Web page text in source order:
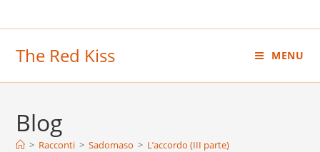
al
The Red Kiss MENU
Blog
> Racconti > Sadomaso > L’accordo (III parte)